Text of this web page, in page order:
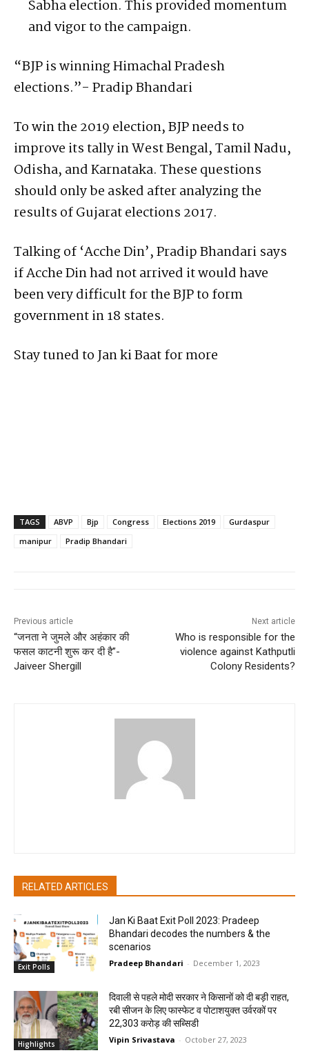
Sabha election. This provided momentum
and vigor to the campaign.
“BJP is winning Himachal Pradesh
elections.”- Pradip Bhandari
To win the 2019 election, BJP needs to
improve its tally in West Bengal, Tamil Nadu,
Odisha, and Karnataka. These questions
should only be asked after analyzing the
results of Gujarat elections 2017.
Talking of ‘Acche Din’, Pradip Bhandari says
if Acche Din had not arrived it would have
been very difficult for the BJP to form
government in 18 states.
Stay tuned to Jan ki Baat for more
TAGS ABVP Bjp Congress Elections 2019
Gurdaspur
manipur
Pradip Bhandari
Previous article
“जनता ने जुमले और अहंकार की
फसल काटनी शुरू कर दी है”-
Jaiveer Shergill
Next article
Who is responsible for the
violence against Kathputli
Colony Residents?
RELATED ARTICLES
Exit Polls
Jan Ki Baat Exit Poll 2023: Pradeep
Bhandari decodes the numbers & the
scenarios
Pradeep Bhandari - December 1, 2023
Highlights
दिवाली से पहले मोदी सरकार ने किसानों को दी बड़ी राहत,
रबी सीजन के लिए फास्फेट व पोटाशयुक्त उर्वरकों पर
22,303 करोड़ की सब्सिडी
Vipin Srivastava - October 27, 2023